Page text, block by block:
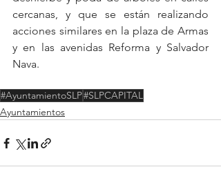
cercanas, y que se están realizando
acciones similares en la plaza de Armas
y en las avenidas Reforma y Salvador
Nava.
#AyuntamientoSLP#SLPCAPITAL
Ayuntamientos